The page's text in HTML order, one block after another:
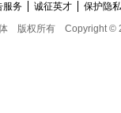
服务 诚征英才
保护隐
版权所有 Copyright ©